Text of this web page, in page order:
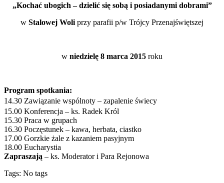
„Kochać ubogich – dzielić się sobą i posiadanymi dobrami”
w Stalowej Woli przy parafii p/w Trójcy Przenajświętszej
w niedzielę 8 marca 2015 roku
Program spotkania:
14.30 Zawiązanie wspólnoty – zapalenie świecy
15.00 Konferencja – ks. Radek Król
15.30 Praca w grupach
16.30 Poczęstunek – kawa, herbata, ciastko
17.00 Gorzkie żale z kazaniem pasyjnym
18.00 Eucharystia
Zapraszają – ks. Moderator i Para Rejonowa
Tags: No tags